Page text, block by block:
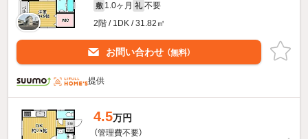
敷 1.0ヶ月 礼 不要
2階 / 1DK / 31.82㎡
お問い合わせ （無料）
提供
4.5万円
（管理費不要）